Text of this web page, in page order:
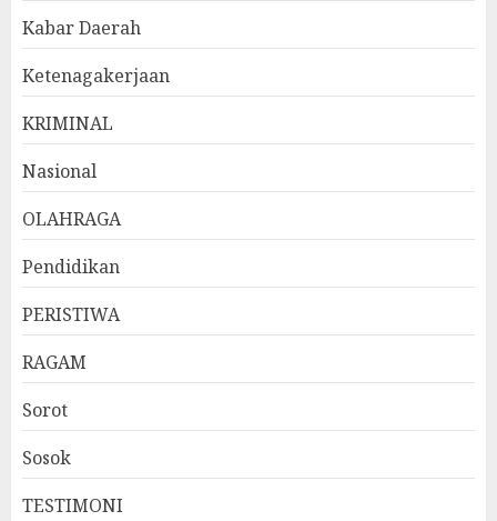
Kabar Daerah
Ketenagakerjaan
KRIMINAL
Nasional
OLAHRAGA
Pendidikan
PERISTIWA
RAGAM
Sorot
Sosok
TESTIMONI